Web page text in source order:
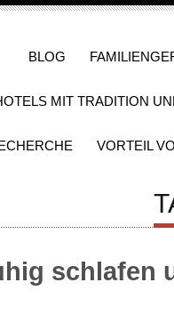
BLOG
MIT TRADITION
VORTEIL
schlafen